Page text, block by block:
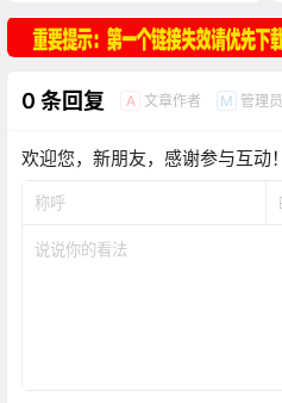
0 条回复 A 文章作者 M 管理员
欢迎您，新朋友，感谢参与互动！